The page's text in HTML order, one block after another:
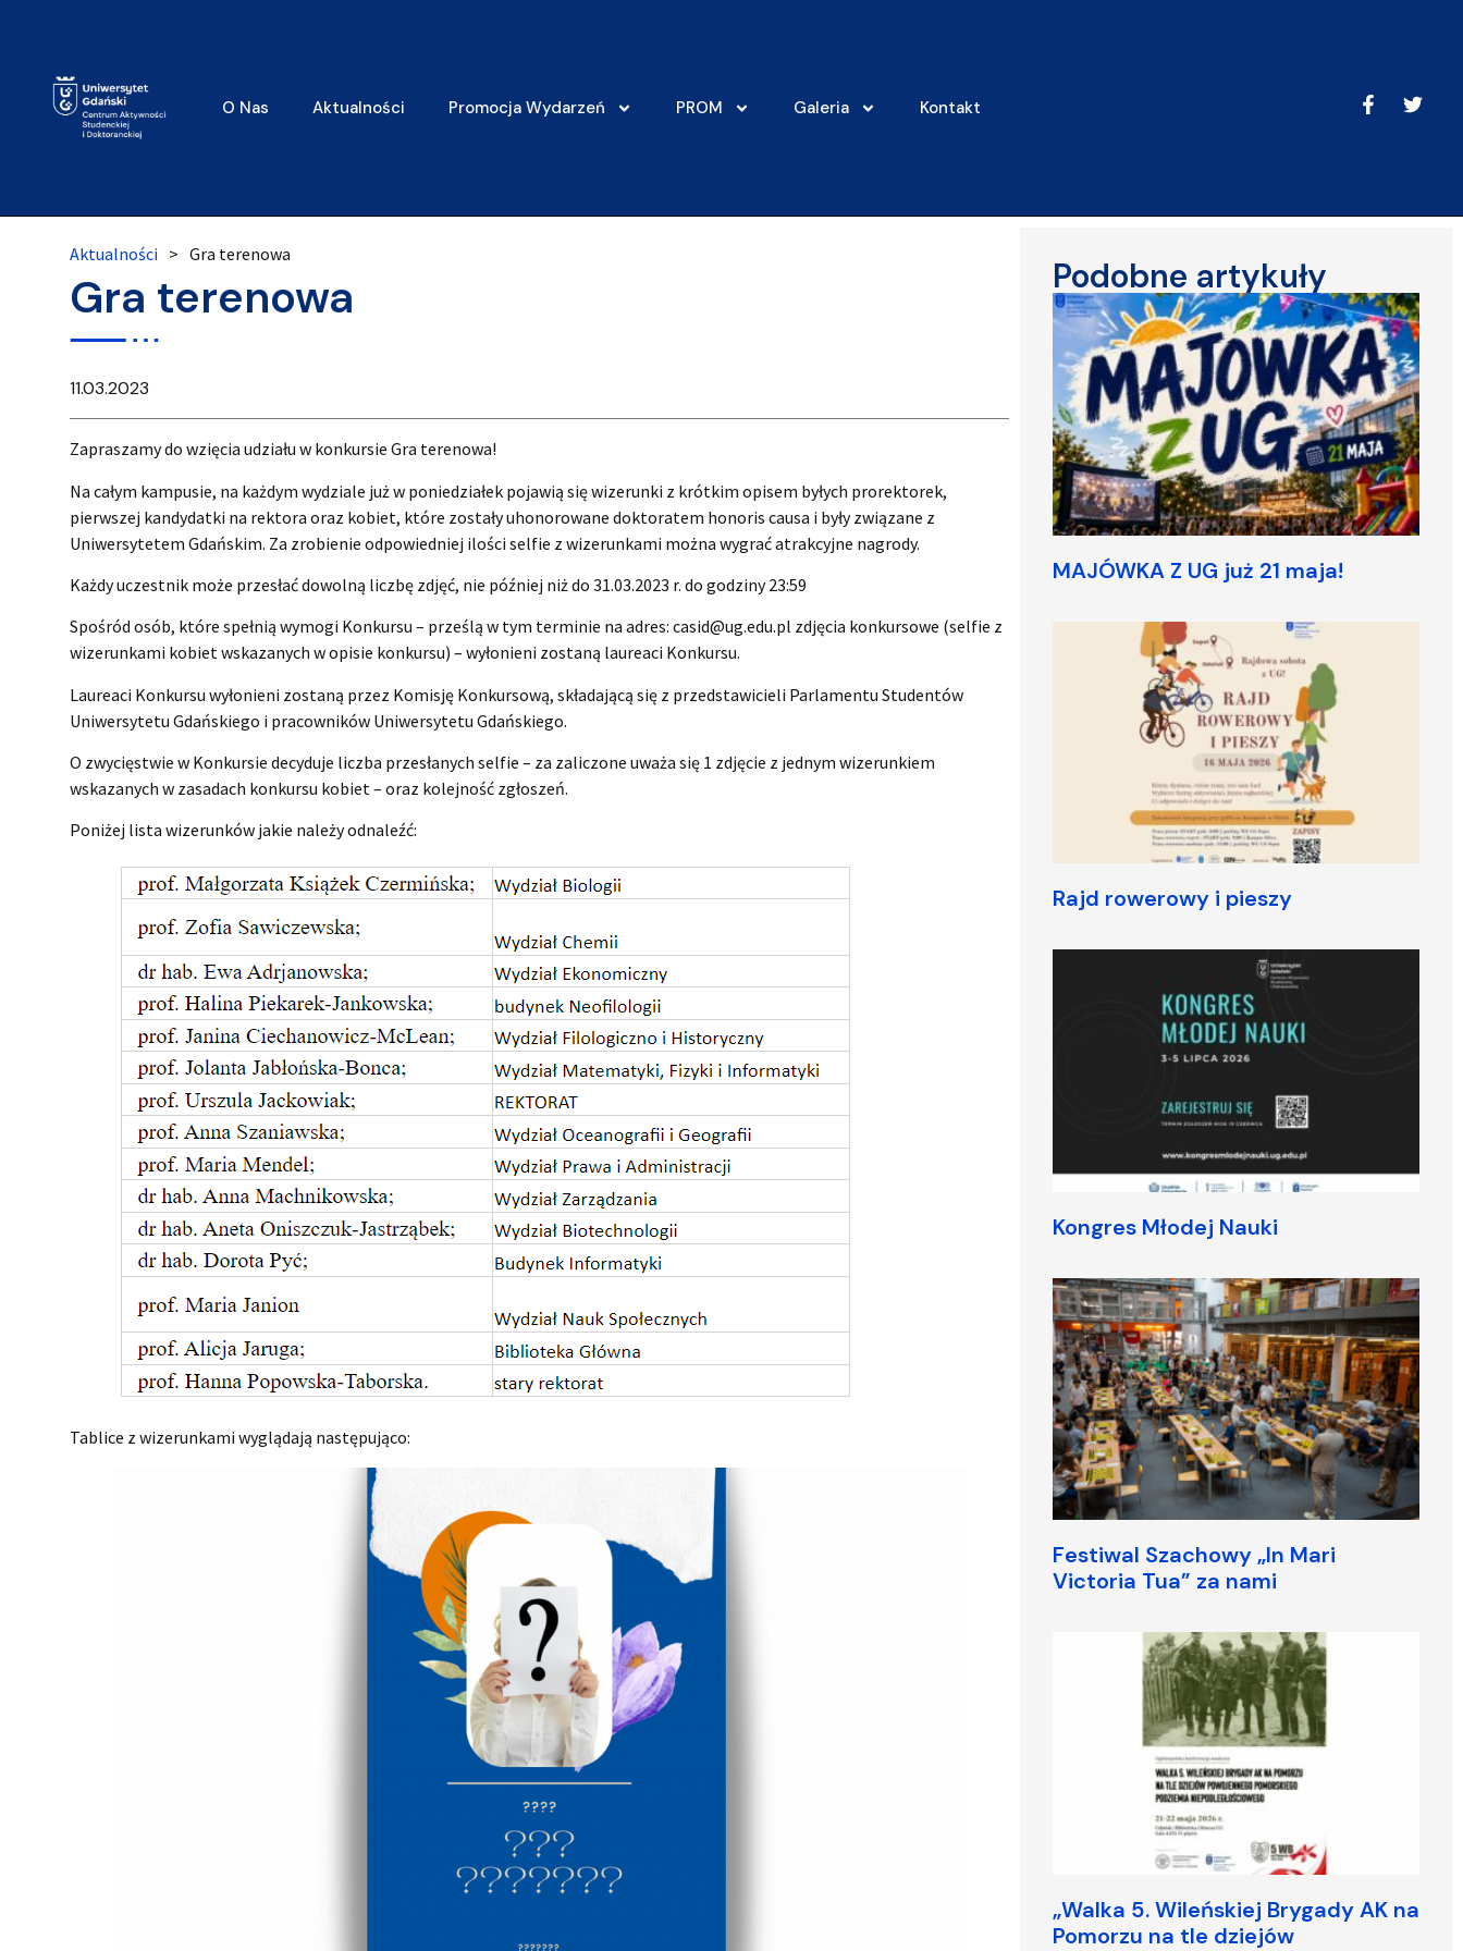
O Nas Aktualności Promocja Wydarzeń PROM Galeria Kontakt
Podobne artykuły
MAJÓWKA Z UG już 21 maja!
Rajd rowerowy i pieszy
Kongres Młodej Nauki
Festiwal Szachowy „In Mari
Victoria Tua” za nami
„Walka 5. Wileńskiej Brygady AK na
Pomorzu na tle dziejów
Aktualności > Gra terenowa
Gra terenowa
11.03.2023
Zapraszamy do wzięcia udziału w konkursie Gra terenowa!
Na całym kampusie, na każdym wydziale już w poniedziałek pojawią się wizerunki z krótkim opisem byłych prorektorek,
pierwszej kandydatki na rektora oraz kobiet, które zostały uhonorowane doktoratem honoris causa i były związane z
Uniwersytetem Gdańskim. Za zrobienie odpowiedniej ilości selfie z wizerunkami można wygrać atrakcyjne nagrody.
Każdy uczestnik może przesłać dowolną liczbę zdjęć, nie później niż do 31.03.2023 r. do godziny 23:59
Spośród osób, które spełnią wymogi Konkursu – prześlą w tym terminie na adres: casid@ug.edu.pl zdjęcia konkursowe (selfie z
wizerunkami kobiet wskazanych w opisie konkursu) – wyłonieni zostaną laureaci Konkursu.
Laureaci Konkursu wyłonieni zostaną przez Komisję Konkursową, składającą się z przedstawicieli Parlamentu Studentów
Uniwersytetu Gdańskiego i pracowników Uniwersytetu Gdańskiego.
O zwycięstwie w Konkursie decyduje liczba przesłanych selfie – za zaliczone uważa się 1 zdjęcie z jednym wizerunkiem
wskazanych w zasadach konkursu kobiet – oraz kolejność zgłoszeń.
Poniżej lista wizerunków jakie należy odnaleźć:
Tablice z wizerunkami wyglądają następująco: